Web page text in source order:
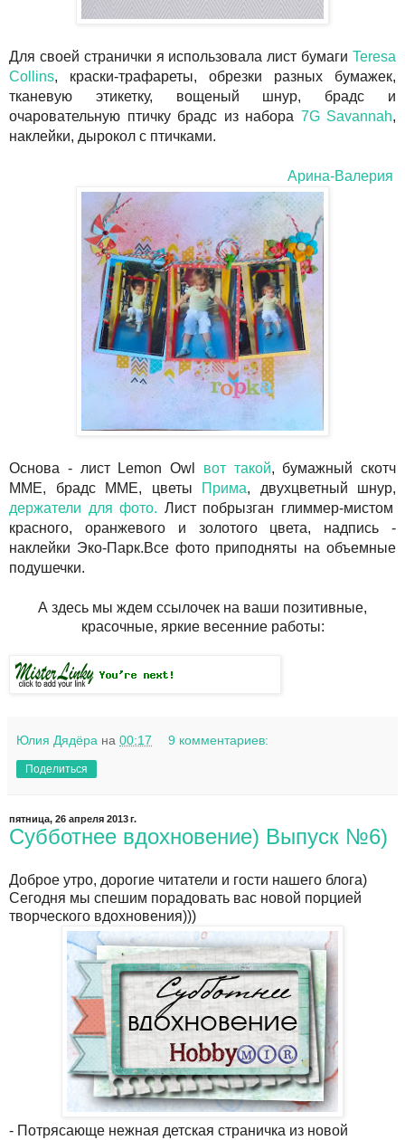
Для своей странички я использовала лист бумаги Teresa
Collins, краски-трафареты, обрезки разных бумажек,
тканевую этикетку, вощеный шнур, брадс и
очаровательную птичку брадс из набора 7G Savannah,
наклейки, дырокол с птичками.
Арина-Валерия
Основа - лист Lemon Owl вот такой, бумажный скотч
ММЕ, брадс ММЕ, цветы
Прима, двухцветный шнур,
держатели для фото. Лист побрызган глиммер-мистом
красного, оранжевого и золотого цвета, надпись -
наклейки Эко-Парк.Все фото приподняты на объемные
подушечки.
А здесь мы ждем ссылочек на ваши позитивные,
красочные, яркие весенние работы:
Юлия Дядёра на 00:17 9 комментариев:
Поделиться
пятница, 26 апреля 2013 г.
Субботнее вдохновение) Выпуск №6)
Доброе утро, дорогие читатели и гости нашего блога)
Сегодня мы спешим порадовать вас новой порцией
творческого вдохновения)))
- Потрясающе нежная детская страничка из новой